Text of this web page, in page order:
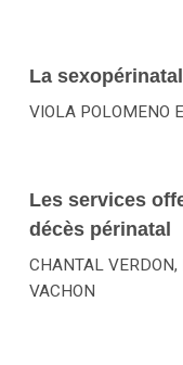
La
VIOLA POLOMENO
Les services
décès périnatal
CHANTAL
VACHON